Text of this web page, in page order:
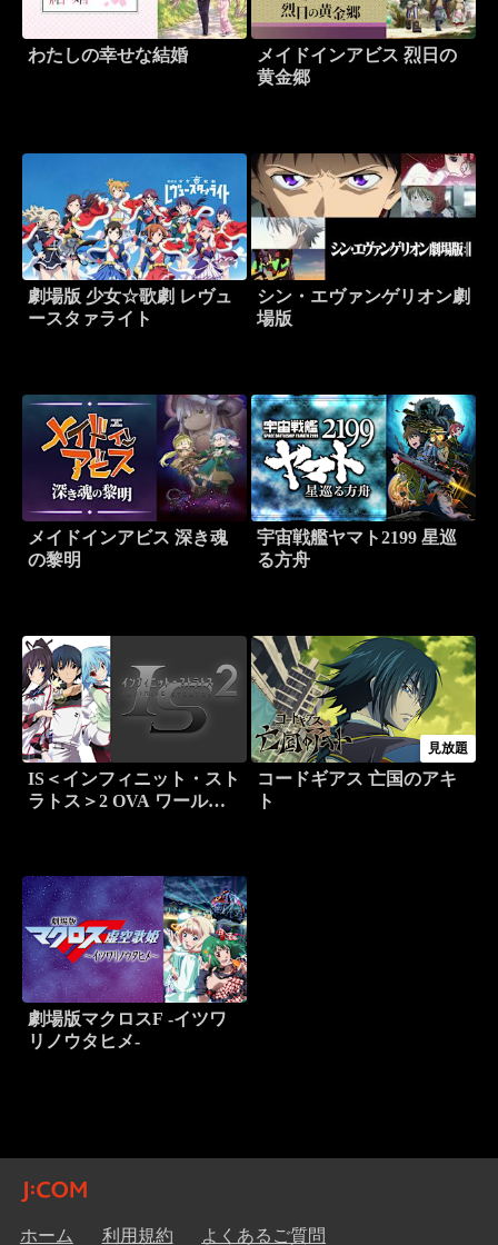
わたしの幸せな結婚
メイドインアビス 烈日の
黄金郷
劇場版 少女☆歌劇 レヴュ
ースタァライト
シン・エヴァンゲリオン劇
場版
メイドインアビス 深き魂
の黎明
宇宙戦艦ヤマト2199 星巡
る方舟
IS＜インフィニット・スト
ラトス＞2 OVA ワール
見放題
コードギアス 亡国のアキ
ト
劇場版マクロスF -イツワ
リノウタヒメ-
ホーム 利用規約 よくあるご質問